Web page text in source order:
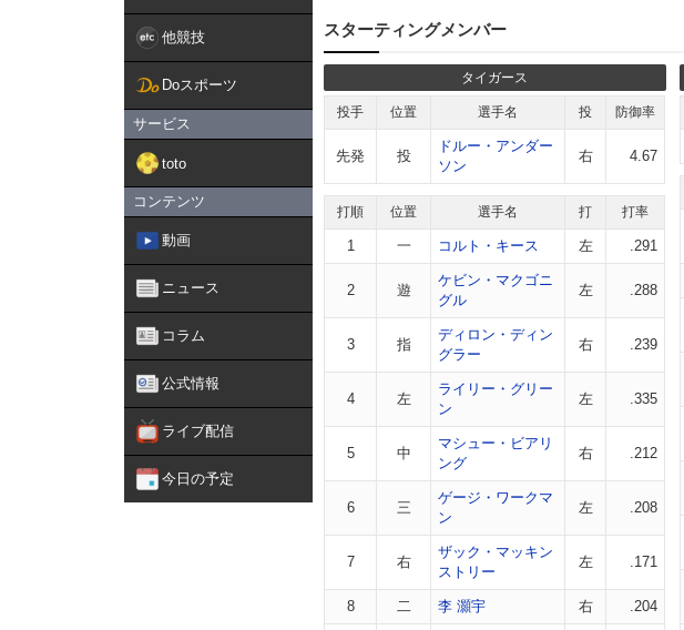
他競技
Doスポーツ
サービス
toto
コンテンツ
動画
ニュース
コラム
公式情報
ライブ配信
今日の予定
スターティングメンバー
タイガース
投手 位置 選手名 投 防御率
先発 投
ドルー・アンダー
ソン
右 4.67
打順 位置 選手名 打 打率
1 一 コルト・キース 左 .291
2 遊
ケビン・マクゴニ
グル
左 .288
3 指
ディロン・ディン
グラー
右 .239
4 左
ライリー・グリー
ン
左 .335
5 中
マシュー・ビアリ
ング
右 .212
6 三
ゲージ・ワークマ
ン
左 .208
7 右
ザック・マッキン
ストリー
左 .171
8 二 李 灝宇 右 .204